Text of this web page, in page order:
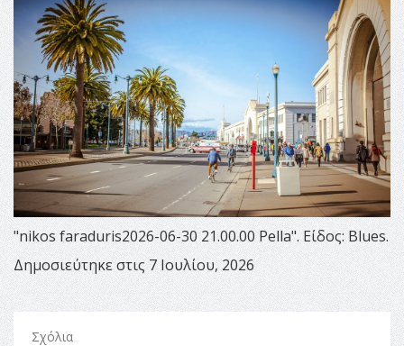
"nikos faraduris2026-06-30 21.00.00 Pella". Είδος: Blues.
Δημοσιεύτηκε στις 7 Ιουλίου, 2026
Σχόλια